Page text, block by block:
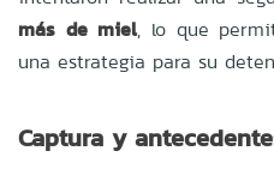
más de miel, lo que
una estrategia para su
Captura y